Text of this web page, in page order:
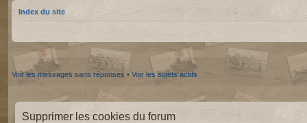
Index du site
Voir les messages sans réponses • Voir les sujets actifs
Supprimer les cookies du forum